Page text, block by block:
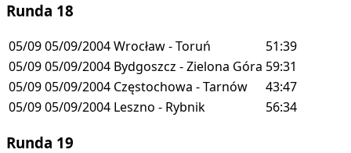
Runda 18
05/0905/09/2004Wrocław - Toruń
51:39
05/0905/09/2004 Bydgoszcz - Zielona Góra 59:31
05/0905/09/2004 Częstochowa - Tarnów
43:47
05/0905/09/2004 Leszno - Rybnik 56:34
Runda 19